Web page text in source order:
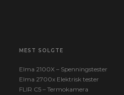
MEST SOLGTE
Elma 2100X – Spenningstester
Elma 2700x Elektrisk tester
FLIR C5 – Termokamera